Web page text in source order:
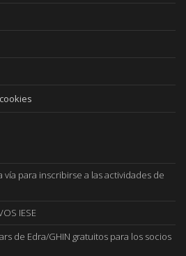
vía para inscribirse a las actividades de
IESE
de Edra/GHIN gratuitos para los socios